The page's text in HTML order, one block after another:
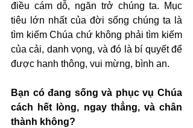
điều cám dỗ, ngăn trở chúng ta. Mục
tiêu lớn nhất của đời sống chúng ta là
tìm kiếm Chúa chứ không phải tìm kiếm
của cải, danh vọng, và đó là bí quyết để
được hanh thông, vui mừng, bình an.
Bạn có đang sống và phục vụ Chúa
cách hết lòng, ngay thẳng, và chân
thành không?